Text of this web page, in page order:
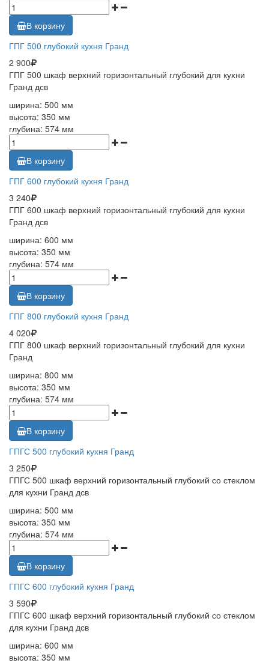
В корзину
ГПГ 500 глубокий кухня Гранд
2 900
ГПГ 500 шкаф верхний горизонтальный глубокий для кухни
Гранд дсв
ширина: 500 мм
высота: 350 мм
глубина: 574 мм
В корзину
ГПГ 600 глубокий кухня Гранд
3 240
ГПГ 600 шкаф верхний горизонтальный глубокий для кухни
Гранд дсв
ширина: 600 мм
высота: 350 мм
глубина: 574 мм
В корзину
ГПГ 800 глубокий кухня Гранд
4 020
ГПГ 800 шкаф верхний горизонтальный глубокий для кухни
Гранд
ширина: 800 мм
высота: 350 мм
глубина: 574 мм
В корзину
ГПГС 500 глубокий кухня Гранд
3 250
ГПГС 500 шкаф верхний горизонтальный глубокий со стеклом
для кухни Гранд дсв
ширина: 500 мм
высота: 350 мм
глубина: 574 мм
В корзину
ГПГС 600 глубокий кухня Гранд
3 590
ГПГС 600 шкаф верхний горизонтальный глубокий со стеклом
для кухни Гранд дсв
ширина: 600 мм
высота: 350 мм